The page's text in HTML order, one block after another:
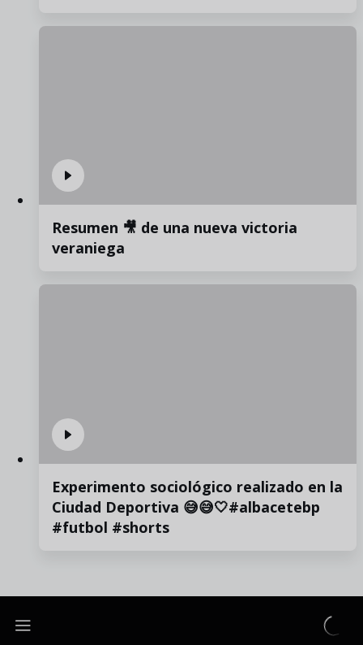
Resumen 🎥 de una nueva victoria
veraniega
Experimento sociológico realizado en la
Ciudad Deportiva 😅😅🤍#albacetebp
#futbol #shorts